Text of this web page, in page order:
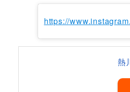
https://
熱